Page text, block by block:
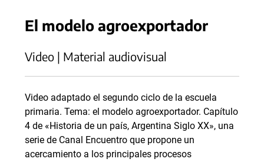
El modelo agroexportador
Video | Material audiovisual
Video adaptado el segundo ciclo de la escuela
primaria. Tema: el modelo agroexportador. Capítulo
4 de «Historia de un país, Argentina Siglo XX», una
serie de Canal Encuentro que propone un
acercamiento a los principales procesos